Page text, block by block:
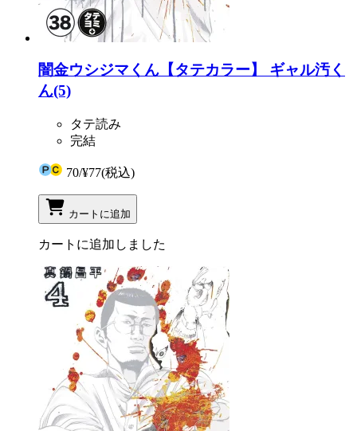
闇金ウシジマくん【タテカラー】 ギャル汚く
ん(5)
タテ読み
完結
70/¥77(税込)
カートに追加
カートに追加しました